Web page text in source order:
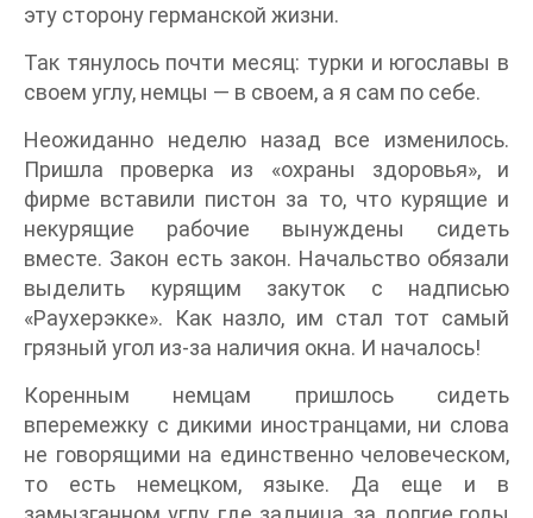
эту сторону германской жизни.
Так тянулось почти месяц: турки и югославы в
своем углу, немцы — в своем, а я сам по себе.
Неожиданно неделю назад все изменилось.
Пришла проверка из «охраны здоровья», и
фирме вставили пистон за то, что курящие и
некурящие рабочие вынуждены сидеть
вместе. Закон есть закон. Начальство обязали
выделить курящим закуток с надписью
«Раухерэкке». Как назло, им стал тот самый
грязный угол из-за наличия окна. И началось!
Коренным немцам пришлось сидеть
вперемежку с дикими иностранцами, ни слова
не говорящими на единственно человеческом,
то есть немецком, языке. Да еще и в